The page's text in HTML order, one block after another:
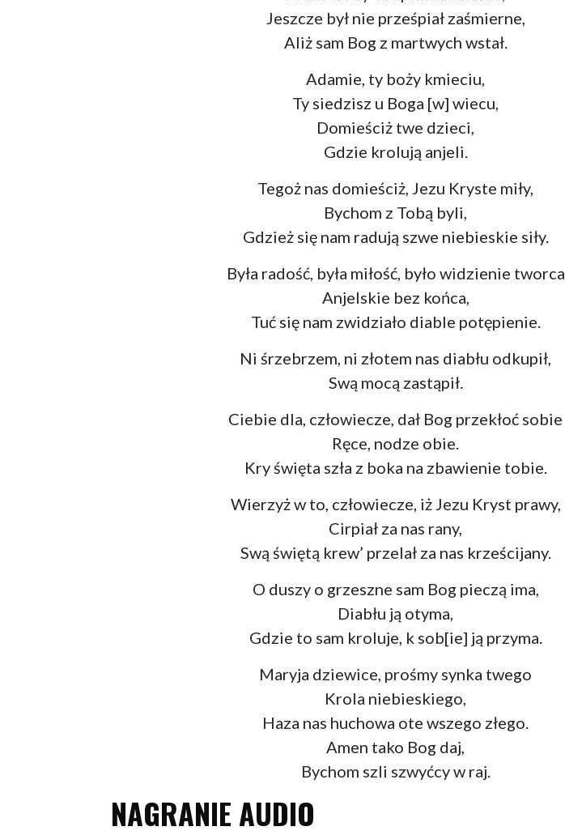
Jeszcze był nie prześpiał zaśmierne,
Aliż sam Bog z martwych wstał.
Adamie, ty boży kmieciu,
Ty siedzisz u Boga [w] wiecu,
Domieściż twe dzieci,
Gdzie krolują anjeli.
Tegoż nas domieściż, Jezu Kryste miły,
Bychom z Tobą byli,
Gdzież się nam radują szwe niebieskie siły.
Była radość, była miłość, było widzienie tworca
Anjelskie bez końca,
Tuć się nam zwidziało diable potępienie.
Ni śrzebrzem, ni złotem nas diabłu odkupił,
Swą mocą zastąpił.
Ciebie dla, człowiecze, dał Bog przekłoć sobie
Ręce, nodze obie.
Kry święta szła z boka na zbawienie tobie.
Wierzyż w to, człowiecze, iż Jezu Kryst prawy,
Cirpiał za nas rany,
Swą świętą krew’ przelał za nas krześcijany.
O duszy o grzeszne sam Bog pieczą ima,
Diabłu ją otyma,
Gdzie to sam kroluje, k sob[ie] ją przyma.
Maryja dziewice, prośmy synka twego
Krola niebieskiego,
Haza nas huchowa ote wszego złego.
Amen tako Bog daj,
Bychom szli szwyćcy w raj.
NAGRANIE AUDIO